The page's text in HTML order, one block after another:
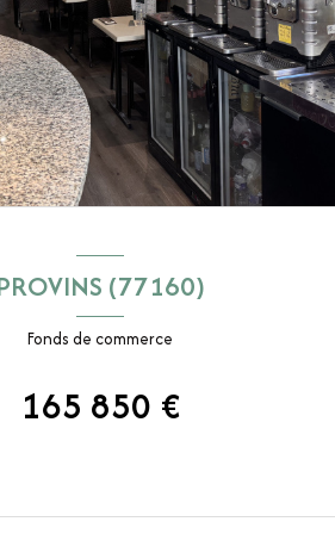
(77160)
Fonds de commerce
165 850 €